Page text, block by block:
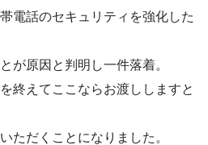
電話のセキュリティを強化した
が原因と判明し一件落着。
終えてここならお渡ししますと
ただくことになりました。